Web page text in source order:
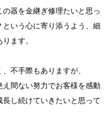
器を金継ぎ修理たいと思っ
いう心に寄り添うよう、細
ます。
不手際もありますが、
間ない努力でお客様を感動
し続けていきたいと思って